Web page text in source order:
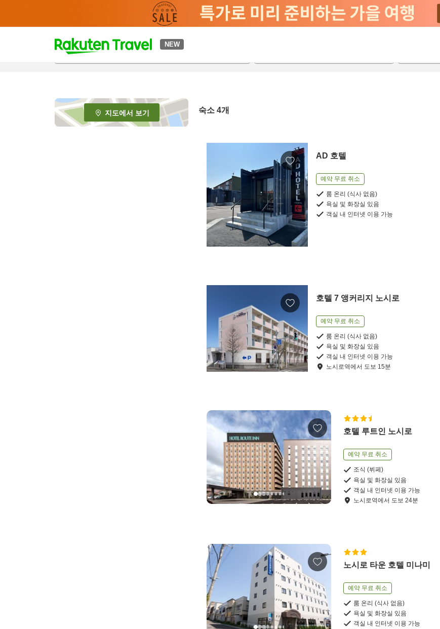
NEW
t
p
e
_
s
지도에서 보기 숙소 4개
AD 호텔
예약 무료 취소
룸 온리 (식사 없음)
욕실 및 화장실 있음
객실 내 인터넷 이용 가능
호텔 7 앵커리지 노시로
예약 무료 취소
룸 온리 (식사 없음)
욕실 및 화장실 있음
객실 내 인터넷 이용 가능
노시로역에서 도보 15분
호텔 루트인 노시로
예약 무료 취소
조식 (뷔페)
욕실 및 화장실 있음
객실 내 인터넷 이용 가능
노시로역에서 도보 24분
노시로 타운 호텔 미나미
예약 무료 취소
룸 온리 (식사 없음)
욕실 및 화장실 있음
객실 내 인터넷 이용 가능